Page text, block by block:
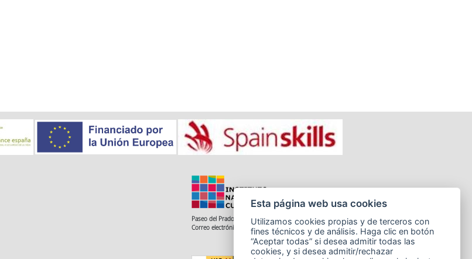
Paseo del Prado 28, 1ª Planta - 28014 Madrid
Correo electrónico: informacion.incual@educacion.gob.es
Esta página web usa cookies
Utilizamos cookies propias y de terceros con
fines técnicos y de análisis. Haga clic en botón
“Aceptar todas” si desea admitir todas las
cookies, y si desea admitir/rechazar